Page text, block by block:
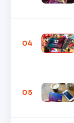
04
05